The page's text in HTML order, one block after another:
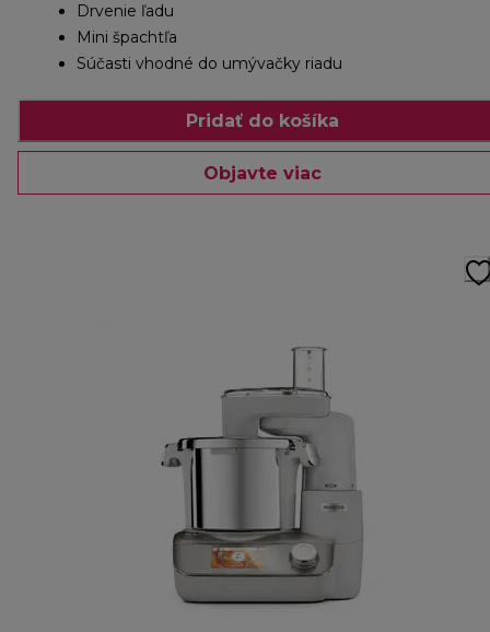
Drvenie ľadu
Mini špachtľa
Súčasti vhodné do umývačky riadu
Pridať do košíka
Objavte viac